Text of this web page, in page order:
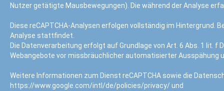
Nutzer getätigte Mausbewegungen). Die während der Analyse
Diese reCAPTCHA-Analysen erfolgen vollständig im
Analyse stattfindet.
Die Datenverarbeitung erfolgt auf Grundlage von Art. 6 Abs. 1 lit.
Webangebote vor missbräuchlicher automatisierter Ausspähung
Weitere Informationen zum Dienst reCAPTCHA sowie die
https://www.google.com/intl/de/policies/privacy/ und